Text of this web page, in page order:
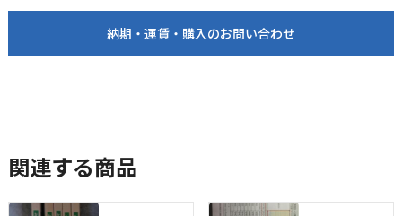
納期・運賃・購入のお問い合わせ
関連する商品